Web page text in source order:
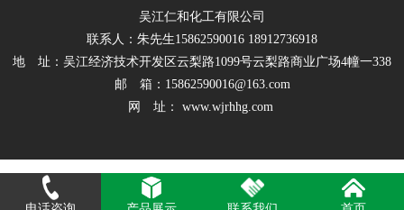
吴江仁和化工有限公司
联系人：朱先生15862590016 18912736918
地 址：吴江经济技术开发区云梨路1099号云梨路商业广场4幢一338
邮 箱：15862590016@163.com
网 址： www.wjrhhg.com